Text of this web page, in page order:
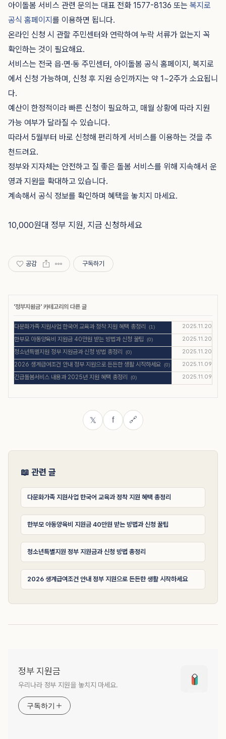
아이돌봄 서비스 관련 문의는 대표 전화 1577-8136 또는 복지로
공식 홈페이지 를 이용하면 됩니다.
온라인 신청 시 관할 주민센터와 연락하여 누락 서류가 없는지 꼭
확인하는 것이 필요해요.
서비스는 전국 읍·면·동 주민센터, 아이돌봄 공식 홈페이지, 복지로
에서 신청 가능하며, 신청 후 지원 승인까지는 약 1~2주가 소요됩니
다.
예산이 한정적이라 빠른 신청이 필요하고, 매월 상황에 따라 지원
가능 여부가 달라질 수 있습니다.
따라서 5월부터 바로 신청해 편리하게 서비스를 이용하는 것을 추
천드려요.
정부와 지자체는 안전하고 질 좋은 돌봄 서비스를 위해 지속해서 운
영과 지원을 확대하고 있습니다.
계속해서 공식 정보를 확인하며 혜택을 놓치지 마세요.
10,000원대 정부 지원, 지금 신청하세요
공감 구독하기
'정부지원금' 카테고리의 다른 글
다문화가족 지원사업 한국어 교육과 정착 지원 혜택 총정리 (1) 2025.11.20
한부모 아동양육비 지원금 40만원 받는 방법과 신청 꿀팁 (0) 2025.11.20
청소년특별지원 정부 지원금과 신청 방법 총정리 (0) 2025.11.20
2026 생계급여조건 안내 정부 지원으로 든든한 생활 시작하세요 (0) 2025.11.09
긴급돌봄서비스 내용과 2025년 지원 혜택 총정리 (0) 2025.11.09
𝕏 f 🔗
📖 관련 글
다문화가족 지원사업 한국어 교육과 정착 지원 혜택 총정리
한부모 아동양육비 지원금 40만원 받는 방법과 신청 꿀팁
청소년특별지원 정부 지원금과 신청 방법 총정리
2026 생계급여조건 안내 정부 지원으로 든든한 생활 시작하세요
정부 지원금
우리나라 정부 지원을 놓치지 마세요.
구독하기